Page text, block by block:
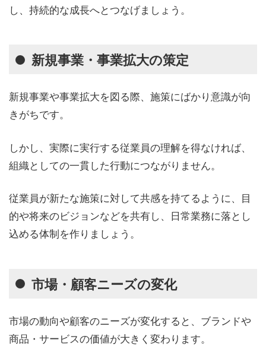
し、持続的な成長へとつなげましょう。
新規事業・事業拡大の策定
新規事業や事業拡大を図る際、施策にばかり意識が向
きがちです。
しかし、実際に実行する従業員の理解を得なければ、
組織としての一貫した行動につながりません。
従業員が新たな施策に対して共感を持てるように、目
的や将来のビジョンなどを共有し、日常業務に落とし
込める体制を作りましょう。
市場・顧客ニーズの変化
市場の動向や顧客のニーズが変化すると、ブランドや
商品・サービスの価値が大きく変わります。